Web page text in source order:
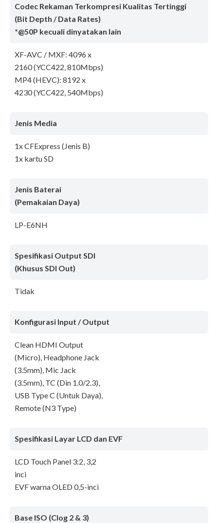
Codec Rekaman Terkompresi Kualitas Tertinggi
(Bit Depth / Data Rates)
*@50P kecuali dinyatakan lain
XF-AVC / MXF: 4096 x
2160 (YCC422, 810Mbps)
MP4 (HEVC): 8192 x
4230 (YCC422, 540Mbps)
Jenis Media
1x CFExpress (Jenis B)
1x kartu SD
Jenis Baterai
(Pemakaian Daya)
LP-E6NH
Spesifikasi Output SDI
(Khusus SDI Out)
Tidak
Konfigurasi Input / Output
Clean HDMI Output
(Micro), Headphone Jack
(3.5mm), Mic Jack
(3.5mm), TC (Din 1.0/2.3),
USB Type C (Untuk Daya),
Remote (N3 Type)
Spesifikasi Layar LCD dan EVF
LCD Touch Panel 3:2, 3,2
inci
EVF warna OLED 0,5-inci
Base ISO (Clog 2 & 3)